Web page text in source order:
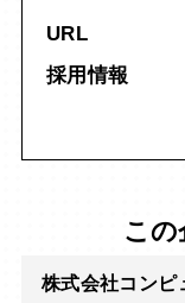
URL
採用情報
この
株式会社コンピ